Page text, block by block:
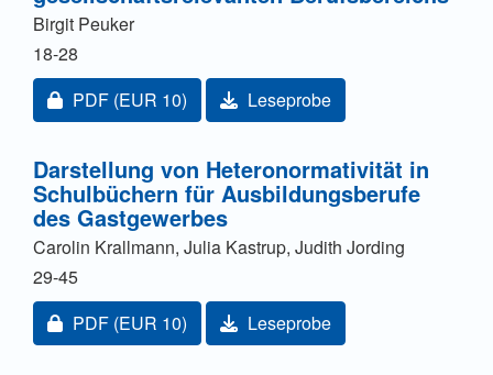
Birgit Peuker
18-28
Zugang für Abonnent/innen oder durch Zahlung einer
PDF (EUR 10) Leseprobe
Darstellung von Heteronormativität in
Schulbüchern für Ausbildungsberufe
des Gastgewerbes
Carolin Krallmann, Julia Kastrup, Judith Jording
29-45
Zugang für Abonnent/innen oder durch Zahlung einer
PDF (EUR 10) Leseprobe